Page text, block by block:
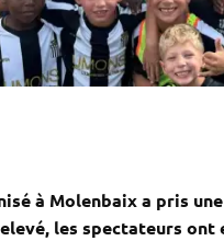
à Molenbaix a pris
les spectateurs ont